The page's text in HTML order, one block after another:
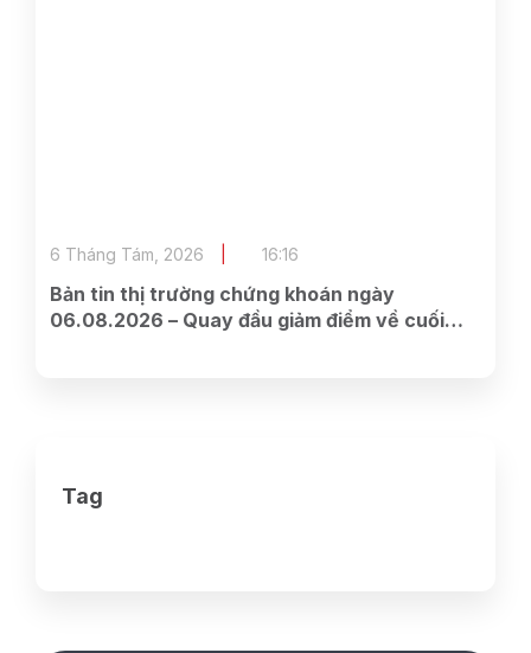
Bản tin thị trường chứng khoán ngày
06.08.2026 – Quay đầu giảm điểm về cuối
6 Tháng Tám, 2026 16:16
Tag